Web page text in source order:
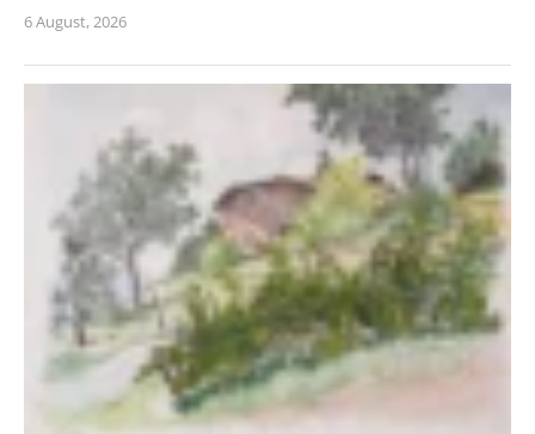
6 August, 2026